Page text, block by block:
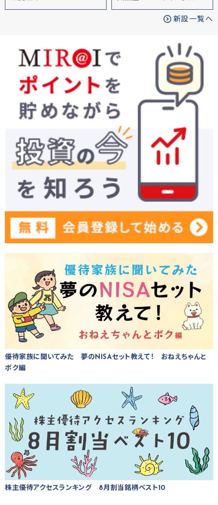
新設一覧へ
優待家族に聞いてみた 夢のNISAセット教えて！ おねえちゃんと
ボク編
株主優待アクセスランキング 8月割当銘柄ベスト10